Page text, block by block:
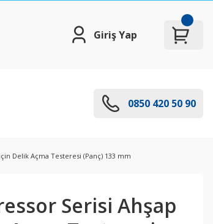
Giriş Yap
0850 420 50 90
Delik Açma Testeresi (Panç) 133 mm
Serisi Ahşap